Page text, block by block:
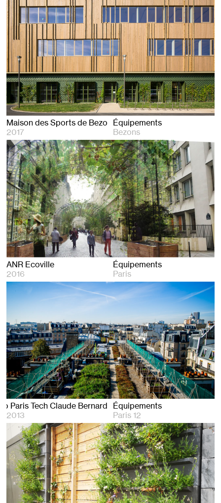
Maison des Sports de Bezons
2017
Équipements
Bezons
ANR Ecoville
2016
Équipements
Paris
Agro Paris Tech Claude Bernard
2013
Équipements
Paris 12